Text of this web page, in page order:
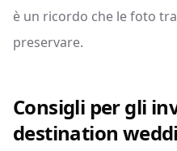
è un ricordo che le foto
preservare.
Consigli per gli
destination